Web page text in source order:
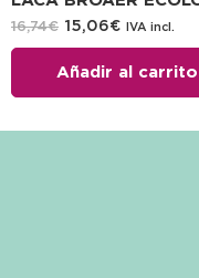
16,74€ 15,06€ IVA incl.
Añadir al carrito